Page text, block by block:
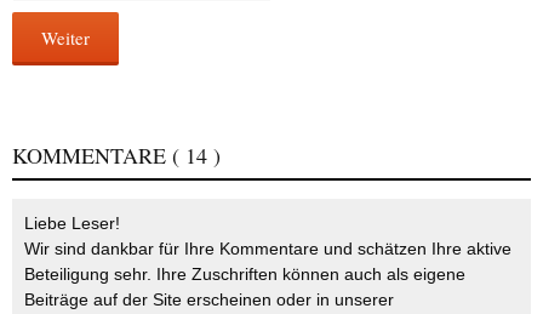
Weiter
KOMMENTARE ( 14 )
Liebe Leser!
Wir sind dankbar für Ihre Kommentare und schätzen Ihre aktive
Beteiligung sehr. Ihre Zuschriften können auch als eigene
Beiträge auf der Site erscheinen oder in unserer